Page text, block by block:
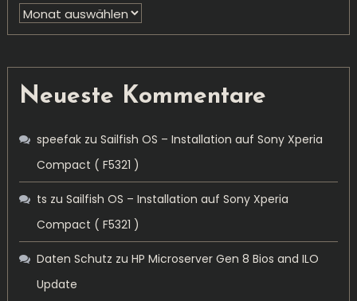
Archiv
Neueste Kommentare
speefakzu Sailfish OS – Installation auf Sony Xperia
Compact ( F5321 )
ts zu Sailfish OS – Installation auf Sony Xperia
Compact ( F5321 )
Daten Schutz zu HP Microserver Gen 8 Bios and ILO
Update